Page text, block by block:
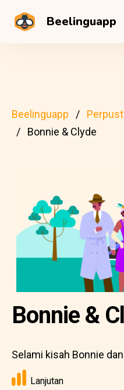
Beelinguapp
Beelinguapp
Bonnie & Clyde
Bonnie &
Selami kisah Bonnie
Lanjutan